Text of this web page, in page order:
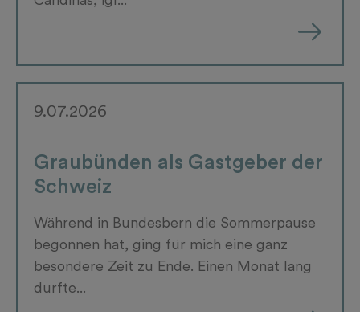
9.07.2026
Graubünden als Gastgeber der
Schweiz
Während in Bundesbern die Sommerpause
begonnen hat, ging für mich eine ganz
besondere Zeit zu Ende. Einen Monat lang
durfte...